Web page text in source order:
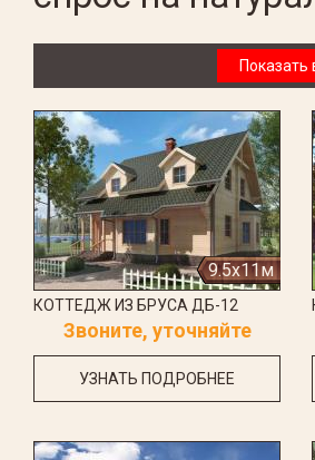
Показать
9.5x11м
КОТТЕДЖ ИЗ БРУСА ДБ-12
Звоните, уточняйте
УЗНАТЬ ПОДРОБНЕЕ